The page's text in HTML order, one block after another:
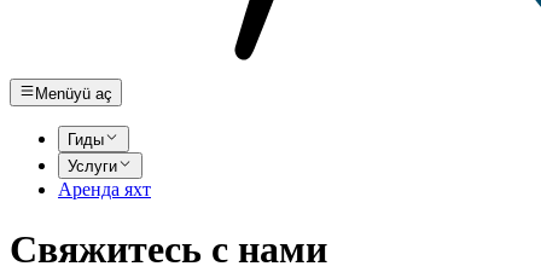
Menüyü aç
Гиды
Услуги
Аренда яхт
Свяжитесь с нами